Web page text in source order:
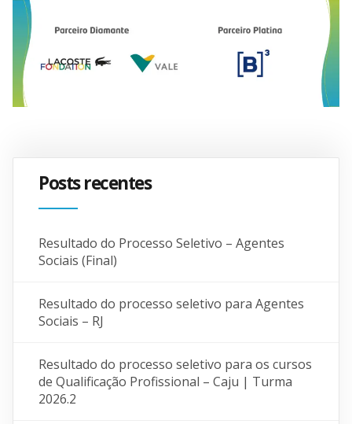
Posts recentes
Resultado do Processo Seletivo – Agentes
Sociais (Final)
Resultado do processo seletivo para Agentes
Sociais – RJ
Resultado do processo seletivo para os cursos
de Qualificação Profissional – Caju | Turma
2026.2